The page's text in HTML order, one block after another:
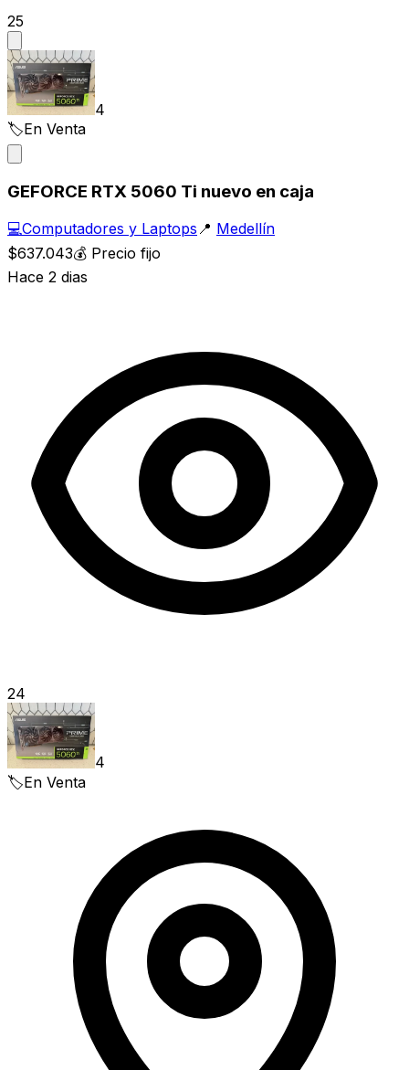
25
4
🏷️En Venta
GEFORCE RTX 5060 Ti nuevo en caja
💻Computadores y Laptops 📍 Medellín
$637.043💰 Precio fijo
Hace 2 dias
24
4
🏷️En Venta